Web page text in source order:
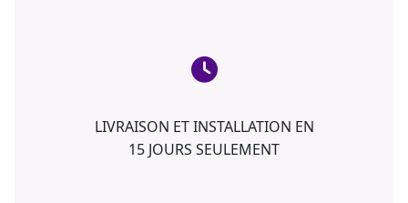
LIVRAISON ET INSTALLATION EN
15 JOURS SEULEMENT